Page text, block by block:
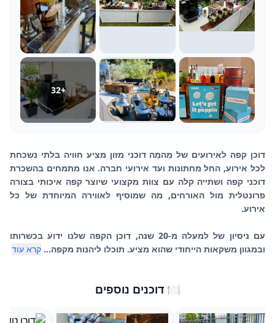
+
32
דוכן קפה לאירועים של מֵהמֵה דוכני מזון מציע חוויה בלתי נשכחת
לכל אירוע, החל מחתונות ועד אירועי חברה. אנו מתמחים בהשכרת
דוכני קפה ושתייה קלה עם צוות מקצועי שיוצר קפה איכותי בצורה
פרונטלית מול האורחים, מה שמוסיף לאווירה המיוחדת של כל
עם ניסיון של למעלה מ-20 שנה, דוכן הקפה שלנו ידוע בכשרותו
ובמגוון משקאות הייחודי שהוא מציע. תוכלו ליהנות מקפה... קרא עוד
🍽️ דוכנים נוספים